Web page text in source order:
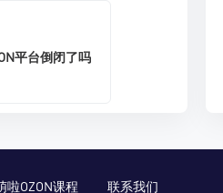
平台倒闭了吗
啦OZON课程 联系我们